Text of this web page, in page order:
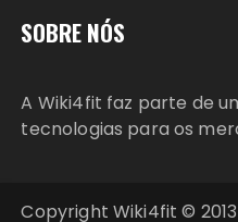
SOBRE NÓS
A Wiki4fit faz parte de
tecnologias para os
Copyright Wiki4fit ©